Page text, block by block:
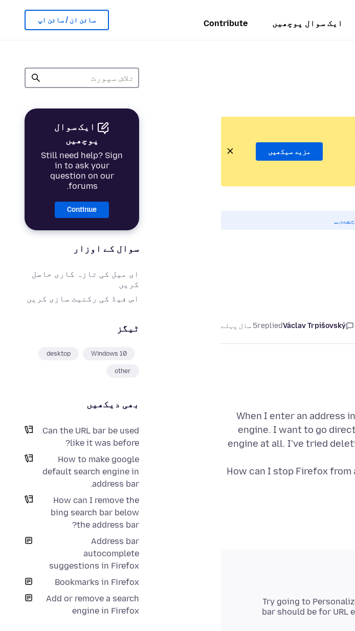
ایک سوال پوچھیں Contribute سائن ان / سائن اپ
ایک سوال
پوچھیں
Still need help? Sign
in to ask your
question on our
forums.
Continue
سوال کے اوزار
ای میل کی تازہ کاری حاصل
کریں
اس فیڈ کی رکنیت سازی کریں
ٹیگز
Windows 10
desktop
other
بھی دیکھیں
Can the URL bar be used
like it was before?
How to make google
default search engine in
address bar.
How can I remove the
bing search bar below
the address bar?
Address bar
autocomplete
suggestions in Firefox
Bookmarks in Firefox
Add or remove a search
engine in Firefox
مزید سیکھیں
Václav Trpišovský
replied5 سال پہلے
When I enter an address
engine. I want to go
engine at all. I've tried
How can I stop Firefox
Try going to
bar should be for